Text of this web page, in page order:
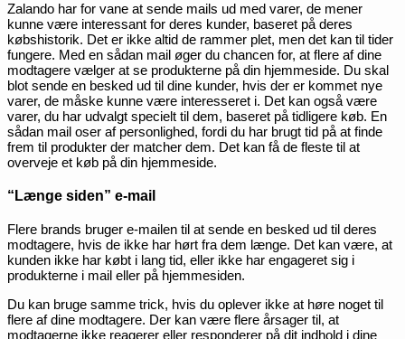
Zalando har for vane at sende mails ud med varer, de mener
kunne være interessant for deres kunder, baseret på deres
købshistorik. Det er ikke altid de rammer plet, men det kan til tider
fungere. Med en sådan mail øger du chancen for, at flere af dine
modtagere vælger at se produkterne på din hjemmeside. Du skal
blot sende en besked ud til dine kunder, hvis der er kommet nye
varer, de måske kunne være interesseret i. Det kan også være
varer, du har udvalgt specielt til dem, baseret på tidligere køb. En
sådan mail oser af personlighed, fordi du har brugt tid på at finde
frem til produkter der matcher dem. Det kan få de fleste til at
overveje et køb på din hjemmeside.
“Længe siden” e-mail
Flere brands bruger e-mailen til at sende en besked ud til deres
modtagere, hvis de ikke har hørt fra dem længe. Det kan være, at
kunden ikke har købt i lang tid, eller ikke har engageret sig i
produkterne i mail eller på hjemmesiden.
Du kan bruge samme trick, hvis du oplever ikke at høre noget til
flere af dine modtagere. Der kan være flere årsager til, at
modtagerne ikke reagerer eller responderer på dit indhold i dine